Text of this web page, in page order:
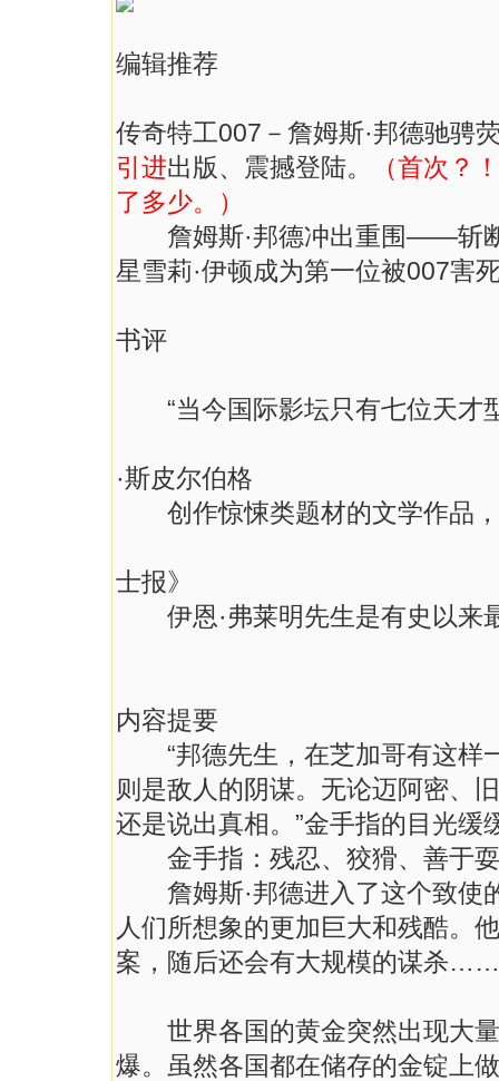
编辑推荐
传奇特工007－詹姆斯·邦德驰骋
引进出版、震撼登陆。
（首次？
了多少。）
詹姆斯·邦德冲出重围——斩断
星雪莉·伊顿成为第一位被007害
书评
“当今国际影坛只有七位天才
·斯皮尔伯格
创作惊悚类题材的文学作品，
士报》
伊恩·弗莱明先生是有史以来
内容提要
“邦德先生，在芝加哥有这样
则是敌人的阴谋。无论迈阿密、
还是说出真相。”金手指的目光
金手指：残忍、狡猾、善于耍
詹姆斯·邦德进入了这个致使
人们所想象的更加巨大和残酷。
案，随后还会有大规模的谋杀……
世界各国的黄金突然出现大量
爆。虽然各国都在储存的金锭上